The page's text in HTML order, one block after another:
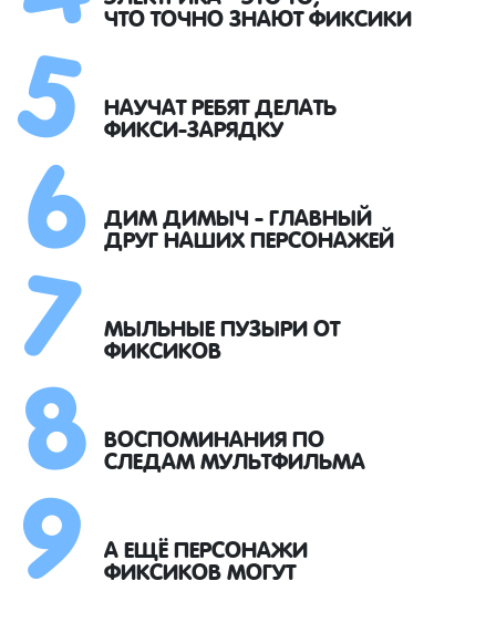
ЧТО ТОЧНО ЗНАЮТ ФИКСИКИ
НАУЧАТ РЕБЯТ ДЕЛАТЬ
ФИКСИ-ЗАРЯДКУ
ДИМ ДИМЫЧ - ГЛАВНЫЙ
ДРУГ НАШИХ ПЕРСОНАЖЕЙ
МЫЛЬНЫЕ ПУЗЫРИ ОТ
ФИКСИКОВ
ВОСПОМИНАНИЯ ПО
СЛЕДАМ МУЛЬТФИЛЬМА
А ЕЩЁ ПЕРСОНАЖИ
ФИКСИКОВ МОГУТ